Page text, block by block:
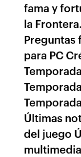
fama y
la
Preguntas
para PC
Últimas
del juego